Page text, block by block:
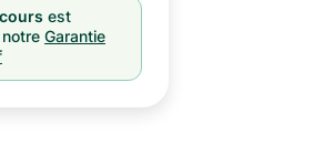
est
Garantie